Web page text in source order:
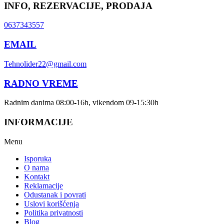
INFO, REZERVACIJE, PRODAJA
0637343557
EMAIL
Tehnolider22@gmail.com
RADNO VREME
Radnim danima 08:00-16h, vikendom 09-15:30h
INFORMACIJE
Menu
Isporuka
O nama
Kontakt
Reklamacije
Odustanak i povrati
Uslovi korišćenja
Politika privatnosti
Blog